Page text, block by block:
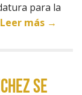
para la
Leer más →
SE